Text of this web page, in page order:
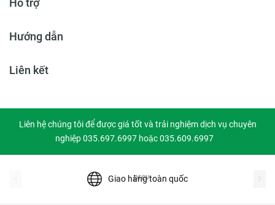
Hỗ trợ
Hướng dẫn
Liên kết
Liên hệ chúng tôi để được giá tốt và trải nghiệm dịch vụ chuyên
nghiệp 035.697.6997 hoặc 035.609.6997
Giao hàng toàn quốc
prev